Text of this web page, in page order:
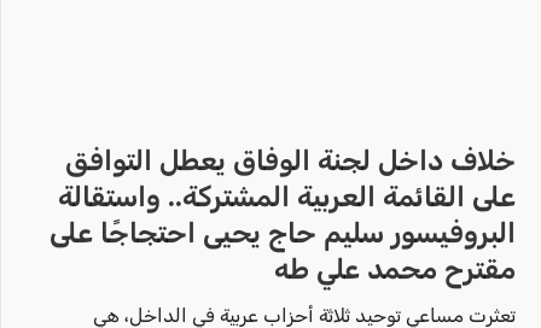
خلاف داخل لجنة الوفاق يعطل التوافق
على القائمة العربية المشتركة.. واستقالة
البروفيسور سليم حاج يحيى احتجاجًا على
مقترح محمد علي طه
تعثرت مساعي توحيد ثلاثة أحزاب عربية في الداخل، هي